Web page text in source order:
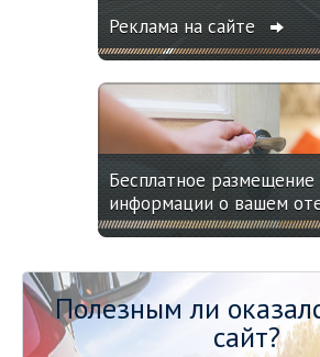
Реклама на сайте
Бесплатное размещение
информации о вашем
Полезным ли
сайт?